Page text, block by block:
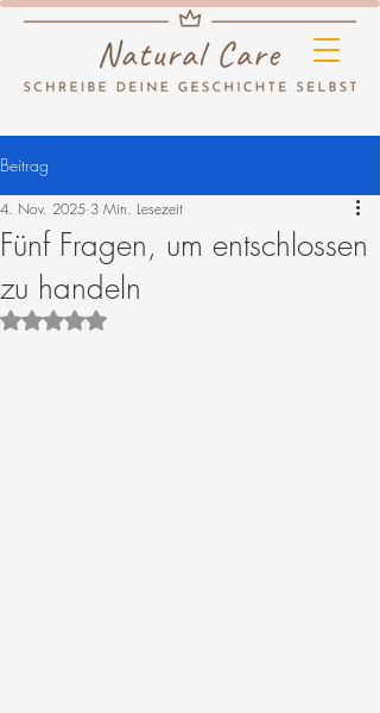
Beitrag
Fünf Fragen, um entschlossen
zu handeln
4. Nov. 2025 3 Min. Lesezeit
Mit NaN von 5 Sternen bewertet.